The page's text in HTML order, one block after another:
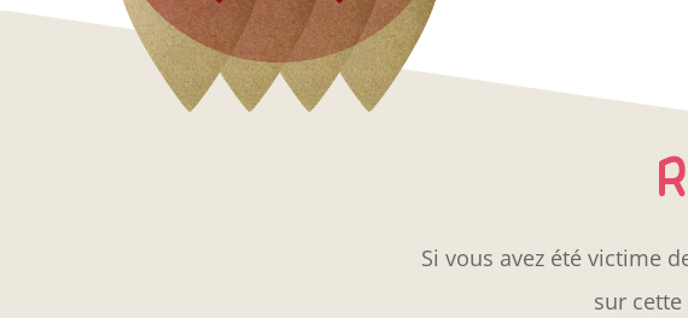
Si vous avez été victime
sur